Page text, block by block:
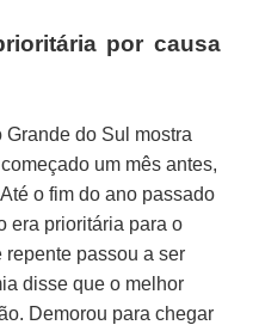
por causa
Grande do Sul mostra
um mês antes,
o fim do ano passado
era prioritária para o
repente passou a ser
disse que o melhor
Demorou para chegar